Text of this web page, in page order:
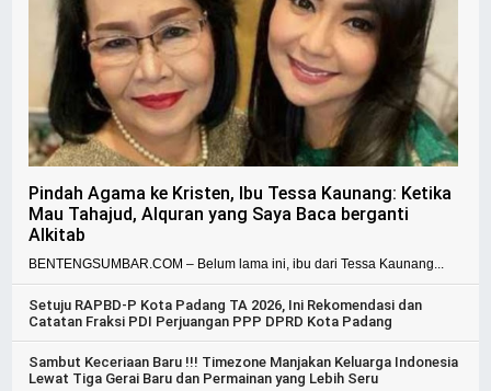
Pindah Agama ke Kristen, Ibu Tessa Kaunang: Ketika
Mau Tahajud, Alquran yang Saya Baca berganti
Alkitab
BENTENGSUMBAR.COM – Belum lama ini, ibu dari Tessa Kaunang...
Setuju RAPBD-P Kota Padang TA 2026, Ini Rekomendasi dan
Catatan Fraksi PDI Perjuangan PPP DPRD Kota Padang
Sambut Keceriaan Baru !!! Timezone Manjakan Keluarga Indonesia
Lewat Tiga Gerai Baru dan Permainan yang Lebih Seru